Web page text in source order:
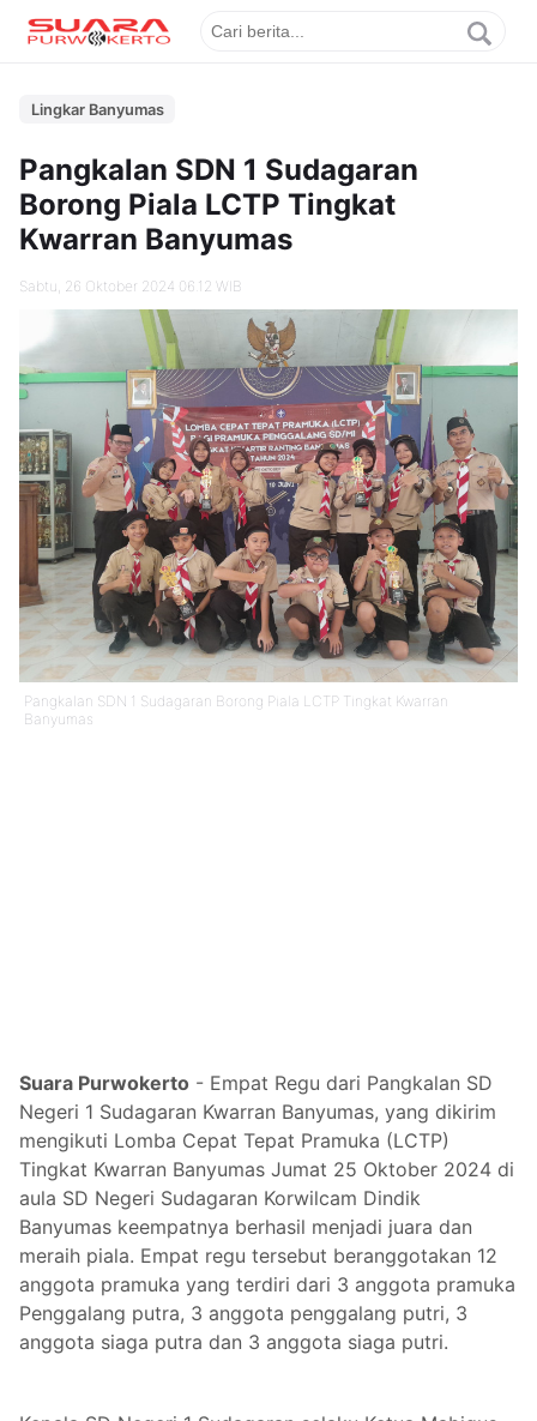
Lingkar Banyumas
Pangkalan SDN 1 Sudagaran
Borong Piala LCTP Tingkat
Kwarran Banyumas
Sabtu, 26 Oktober 2024 06.12 WIB
Pangkalan SDN 1 Sudagaran Borong Piala LCTP Tingkat Kwarran
Banyumas
Suara Purwokerto - Empat Regu dari Pangkalan SD
Negeri 1 Sudagaran Kwarran Banyumas, yang dikirim
mengikuti Lomba Cepat Tepat Pramuka (LCTP)
Tingkat Kwarran Banyumas Jumat 25 Oktober 2024 di
aula SD Negeri Sudagaran Korwilcam Dindik
Banyumas keempatnya berhasil menjadi juara dan
meraih piala. Empat regu tersebut beranggotakan 12
anggota pramuka yang terdiri dari 3 anggota pramuka
Penggalang putra, 3 anggota penggalang putri, 3
anggota siaga putra dan 3 anggota siaga putri.